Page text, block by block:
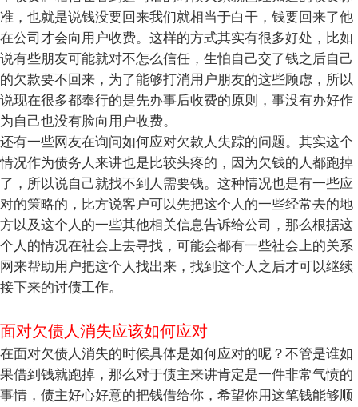
准，也就是说钱没要回来我们就相当于白干，钱要回来了他
在公司才会向用户收费。这样的方式其实有很多好处，比如
说有些朋友可能就对不怎么信任，生怕自己交了钱之后自己
的欠款要不回来，为了能够打消用户朋友的这些顾虑，所以
说现在很多都奉行的是先办事后收费的原则，事没有办好作
为自己也没有脸向用户收费。
还有一些网友在询问如何应对欠款人失踪的问题。其实这个
情况作为债务人来讲也是比较头疼的，因为欠钱的人都跑掉
了，所以说自己就找不到人需要钱。这种情况也是有一些应
对的策略的，比方说客户可以先把这个人的一些经常去的地
方以及这个人的一些其他相关信息告诉给公司，那么根据这
个人的情况在社会上去寻找，可能会都有一些社会上的关系
网来帮助用户把这个人找出来，找到这个人之后才可以继续
接下来的讨债工作。
面对欠债人消失应该如何应对
在面对欠债人消失的时候具体是如何应对的呢？不管是谁如
果借到钱就跑掉，那么对于债主来讲肯定是一件非常气愤的
事情，债主好心好意的把钱借给你，希望你用这笔钱能够顺